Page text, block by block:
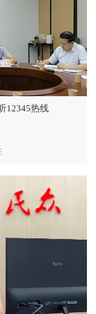
12345热线